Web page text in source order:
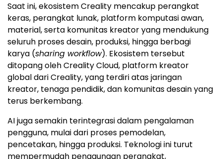
Saat ini, ekosistem Creality mencakup perangkat
keras, perangkat lunak, platform komputasi awan,
material, serta komunitas kreator yang mendukung
seluruh proses desain, produksi, hingga berbagi
karya (sharing workflow). Ekosistem tersebut
ditopang oleh Creality Cloud, platform kreator
global dari Creality, yang terdiri atas jaringan
kreator, tenaga pendidik, dan komunitas desain yang
terus berkembang.
AI juga semakin terintegrasi dalam pengalaman
pengguna, mulai dari proses pemodelan,
pencetakan, hingga produksi. Teknologi ini turut
mempermudah penggunaan perangkat,